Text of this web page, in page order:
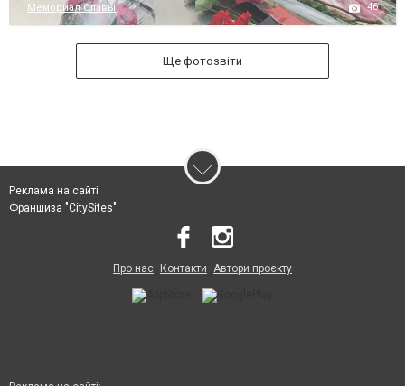
Мемориал Славы 46
Ще фотозвіти
Реклама на сайті
Франшиза "CitySites"
Про нас Контакти Автори проєкту